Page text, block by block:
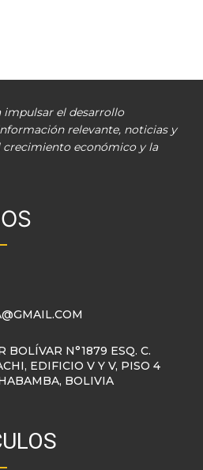
el desarrollo
relevante, noticias y
crecimiento económico y la
BOLÍVAR N°1879 ESQ. C.
EDIFICIO V Y V, PISO 4
BOLIVIA